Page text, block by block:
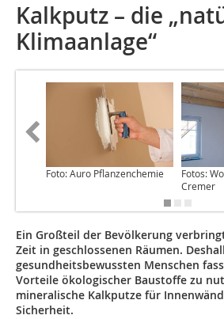
Kalkputz – die
Klimaanlage“
Foto: Auro Pflanzenchemie
Fotos:
Cremer
Ein Großteil der Bevölkerung
Zeit in geschlossenen Räumen.
gesundheitsbewussten Menschen
Vorteile ökologischer Baustoffe zu
mineralische Kalkputze für
Sicherheit.